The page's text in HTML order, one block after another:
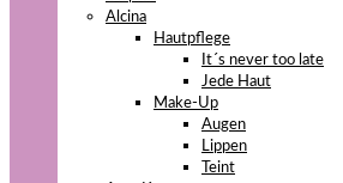
Alcina
Hautpflege
It´s never too late
Jede Haut
Make-Up
Augen
Lippen
Teint